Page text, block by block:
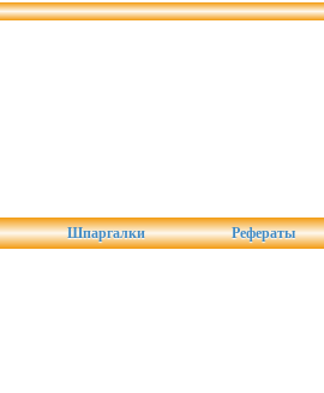
Шпаргалки Рефераты